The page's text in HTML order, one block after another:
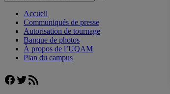
Accueil
Communiqués de presse
Autorisation de tournage
Banque de photos
À propos de l’UQAM
Plan du campus
Facebook
Twitter
Flux RSS